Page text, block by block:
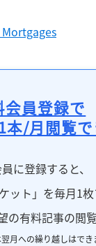
会員登録で
本/月閲覧
に登録すると、
ット」を毎月1枚
有料記事の閲覧
月への繰り越しはでき